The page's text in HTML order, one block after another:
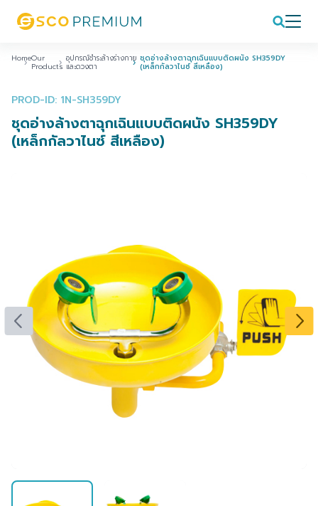
HomeOur
Products
อุปกรณ์ชำระล้างร่างกาย
และดวงตา
ชุดอ่างล้างตาฉุกเฉินแบบติดผนัง SH359DY
(เหล็กกัลวาไนซ์ สีเหลือง)
PROD-ID: 1N-SH359DY
ชุดอ่างล้างตาฉุกเฉินแบบติดผนัง SH359DY
(เหล็กกัลวาไนซ์ สีเหลือง)